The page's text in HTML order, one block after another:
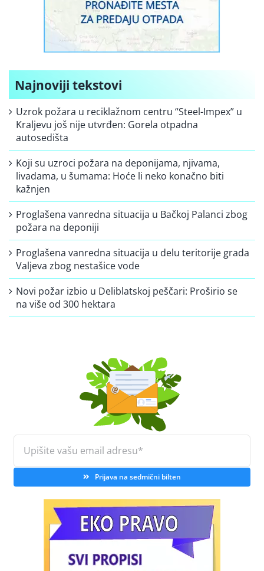
Najnoviji tekstovi
Uzrok požara u reciklažnom centru “Steel-Impex” u
Kraljevu još nije utvrđen: Gorela otpadna
autosedišta
Koji su uzroci požara na deponijama, njivama,
livadama, u šumama: Hoće li neko konačno biti
kažnjen
Proglašena vanredna situacija u Bačkoj Palanci zbog
požara na deponiji
Proglašena vanredna situacija u delu teritorije grada
Valjeva zbog nestašice vode
Novi požar izbio u Deliblatskoj peščari: Proširio se
na više od 300 hektara
Prijava na sedmični bilten